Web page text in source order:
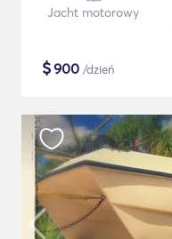
Jacht motorowy
$900 /dzień